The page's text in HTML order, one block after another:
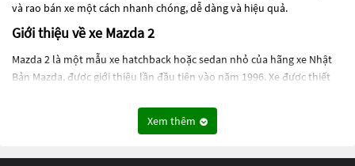
và rao bán xe một cách nhanh chóng, dễ dàng và hiệu quả.
Giới thiệu về xe Mazda 2
Mazda 2 là một mẫu xe hatchback hoặc sedan nhỏ của hãng xe Nhật
Bản Mazda, được giới thiệu lần đầu tiên vào năm 1996. Xe được thiết
Mazda 2 có động cơ xăng SkyActiv-G 1.5L, sản sinh công suất tối đa 108
mã lực và mô-men xoắn 141 Nm. Xe cũng được trang bị hệ thống treo
Xem thêm